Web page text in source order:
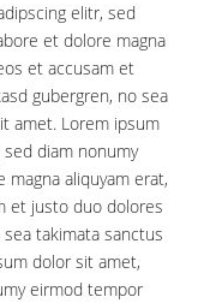
elitr, sed
et dolore magna
et accusam et
gubergren, no sea
amet. Lorem ipsum
diam nonumy
aliquyam erat,
et justo duo dolores
takimata sanctus
dolor sit amet,
eirmod tempor